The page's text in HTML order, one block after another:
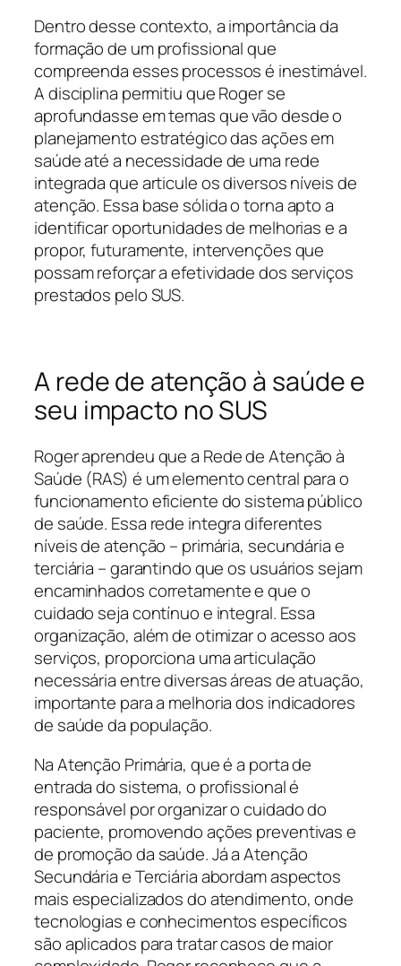
Dentro desse contexto, a importância da
formação de um profissional que
compreenda esses processos é inestimável.
A disciplina permitiu que Roger se
aprofundasse em temas que vão desde o
planejamento estratégico das ações em
saúde até a necessidade de uma rede
integrada que articule os diversos níveis de
atenção. Essa base sólida o torna apto a
identificar oportunidades de melhorias e a
propor, futuramente, intervenções que
possam reforçar a efetividade dos serviços
prestados pelo SUS.
A rede de atenção à saúde e
seu impacto no SUS
Roger aprendeu que a Rede de Atenção à
Saúde (RAS) é um elemento central para o
funcionamento eficiente do sistema público
de saúde. Essa rede integra diferentes
níveis de atenção – primária, secundária e
terciária – garantindo que os usuários sejam
encaminhados corretamente e que o
cuidado seja contínuo e integral. Essa
organização, além de otimizar o acesso aos
serviços, proporciona uma articulação
necessária entre diversas áreas de atuação,
importante para a melhoria dos indicadores
de saúde da população.
Na Atenção Primária, que é a porta de
entrada do sistema, o profissional é
responsável por organizar o cuidado do
paciente, promovendo ações preventivas e
de promoção da saúde. Já a Atenção
Secundária e Terciária abordam aspectos
mais especializados do atendimento, onde
tecnologias e conhecimentos específicos
são aplicados para tratar casos de maior